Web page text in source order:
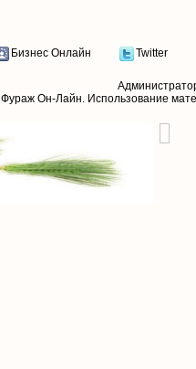
Бизнес Онлайн Twitter
Фураж Он-Лайн. Использование